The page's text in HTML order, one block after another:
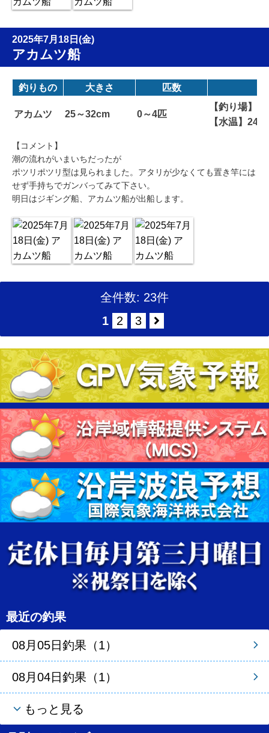
2025年7月18日(金)
アカムツ船
釣りもの 大きさ 匹数
アカムツ 25～32cm 0～4匹
【釣り場】
【水温】
【コメント】
潮の流れがいまいちだったが
ポツリポツリ型は見られました。アタリが少なくても置き竿には
せず手持ちでガンバってみて下さい。
明日はジギング船、アカムツ船が出船します。
全件数: 23件
1
2 3
最近の釣果
08月05日釣果（1）
08月04日釣果（1）
もっと見る